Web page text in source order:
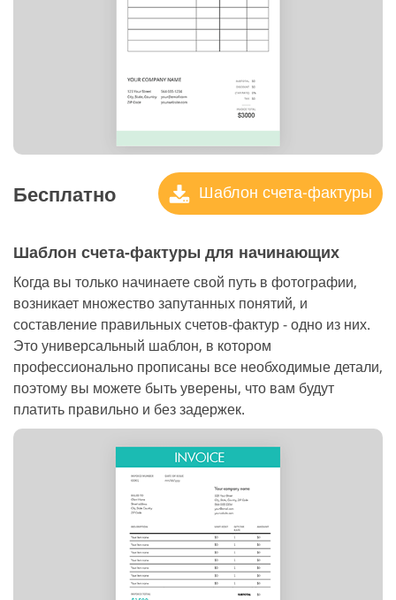
Бесплатно Шаблон счета-фактуры
Шаблон счета-фактуры для начинающих
Когда вы только начинаете свой путь в фотографии,
возникает множество запутанных понятий, и
составление правильных счетов-фактур - одно из них.
Это универсальный шаблон, в котором
профессионально прописаны все необходимые детали,
поэтому вы можете быть уверены, что вам будут
платить правильно и без задержек.